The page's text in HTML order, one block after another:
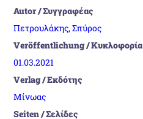
Autor / Συγγραφέας
Πετρουλάκης, Σπύρος
Veröffentlichung / Κυκλοφορία
01.03.2021
Verlag / Εκδότης
Μίνωας
Seiten / Σελίδες